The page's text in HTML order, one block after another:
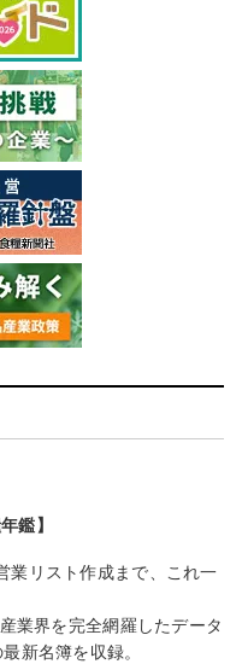
鑑】
業リスト作成まで、これ一
業界を完全網羅したデータ
新名簿を収録。